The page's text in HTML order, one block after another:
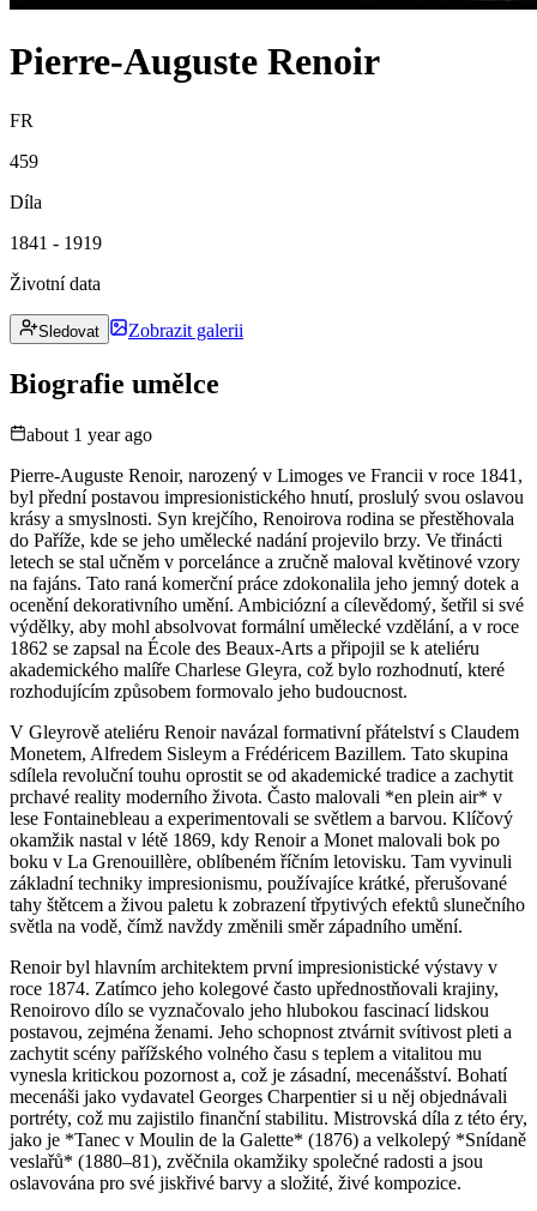
Pierre-Auguste Renoir
FR
459
Díla
1841 - 1919
Životní data
Sledovat Zobrazit galerii
Biografie umělce
about 1 year ago
Pierre-Auguste Renoir, narozený v Limoges ve Francii v roce 1841,
byl přední postavou impresionistického hnutí, proslulý svou oslavou
krásy a smyslnosti. Syn krejčího, Renoirova rodina se přestěhovala
do Paříže, kde se jeho umělecké nadání projevilo brzy. Ve třinácti
letech se stal učněm v porcelánce a zručně maloval květinové vzory
na fajáns. Tato raná komerční práce zdokonalila jeho jemný dotek a
ocenění dekorativního umění. Ambiciózní a cílevědomý, šetřil si své
výdělky, aby mohl absolvovat formální umělecké vzdělání, a v roce
1862 se zapsal na École des Beaux-Arts a připojil se k ateliéru
akademického malíře Charlese Gleyra, což bylo rozhodnutí, které
rozhodujícím způsobem formovalo jeho budoucnost.
V Gleyrově ateliéru Renoir navázal formativní přátelství s Claudem
Monetem, Alfredem Sisleym a Frédéricem Bazillem. Tato skupina
sdílela revoluční touhu oprostit se od akademické tradice a zachytit
prchavé reality moderního života. Často malovali *en plein air* v
lese Fontainebleau a experimentovali se světlem a barvou. Klíčový
okamžik nastal v létě 1869, kdy Renoir a Monet malovali bok po
boku v La Grenouillère, oblíbeném říčním letovisku. Tam vyvinuli
základní techniky impresionismu, používajíce krátké, přerušované
tahy štětcem a živou paletu k zobrazení třpytivých efektů slunečního
světla na vodě, čímž navždy změnili směr západního umění.
Renoir byl hlavním architektem první impresionistické výstavy v
roce 1874. Zatímco jeho kolegové často upřednostňovali krajiny,
Renoirovo dílo se vyznačovalo jeho hlubokou fascinací lidskou
postavou, zejména ženami. Jeho schopnost ztvárnit svítivost pleti a
zachytit scény pařížského volného času s teplem a vitalitou mu
vynesla kritickou pozornost a, což je zásadní, mecenášství. Bohatí
mecenáši jako vydavatel Georges Charpentier si u něj objednávali
portréty, což mu zajistilo finanční stabilitu. Mistrovská díla z této éry,
jako je *Tanec v Moulin de la Galette* (1876) a velkolepý *Snídaně
veslařů* (1880–81), zvěčnila okamžiky společné radosti a jsou
oslavována pro své jiskřivé barvy a složité, živé kompozice.